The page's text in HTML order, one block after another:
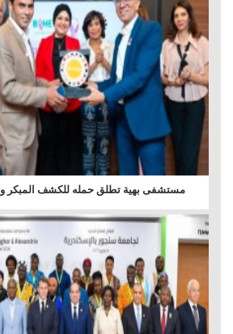
مستشفى بهية تطلق حمله للكشف المبكر